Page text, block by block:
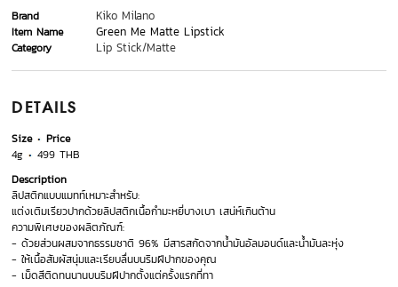
Brand Kiko Milano
Item Name Green Me Matte Lipstick
Category Lip Stick/Matte
DETAILS
Size
Price
4g
499 THB
Description
ลิปสติกแบบแมทท์เหมาะสำหรับ:
แต่งเติมเรียวปากด้วยลิปสติกเนื้อกำมะหยี่บางเบา เสน่ห์เกินต้าน
ความพิเศษของผลิตภัณฑ์:
- ด้วยส่วนผสมจากธรรมชาติ 96% มีสารสกัดจากน้ำมันอัลมอนด์และน้ำมันละหุ่ง
- ให้เนื้อสัมผัสนุ่มและเรียบลื่นบนริมฝีปากของคุณ
- เม็ดสีติดทนนานบนริมฝีปากตั้งแต่ครั้งแรกที่ทา